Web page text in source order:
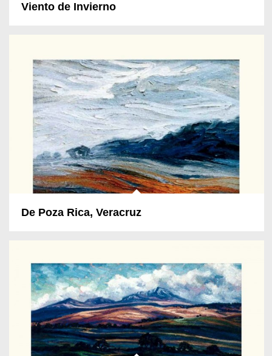
Viento de Invierno
De Poza Rica, Veracruz